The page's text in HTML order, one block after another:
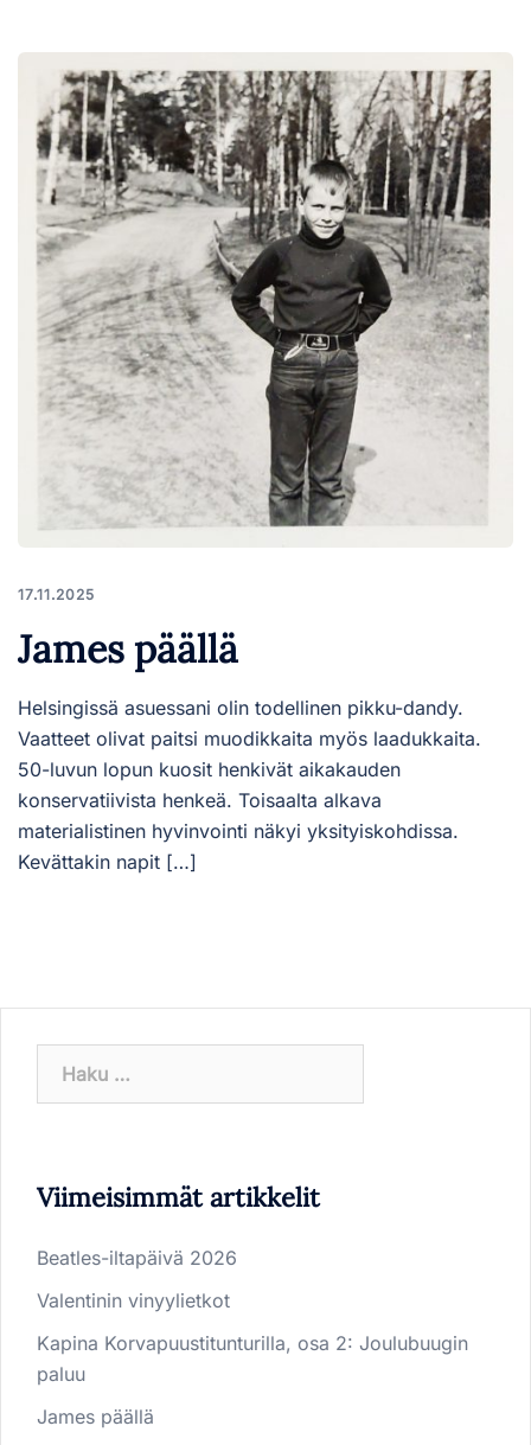
17.11.2025
James päällä
Helsingissä asuessani olin todellinen pikku-dandy.
Vaatteet olivat paitsi muodikkaita myös laadukkaita.
50-luvun lopun kuosit henkivät aikakauden
konservatiivista henkeä. Toisaalta alkava
materialistinen hyvinvointi näkyi yksityiskohdissa.
Kevättakin napit […]
Viimeisimmät artikkelit
Beatles-iltapäivä 2026
Valentinin vinyylietkot
Kapina Korvapuustitunturilla, osa 2: Joulubuugin
paluu
James päällä